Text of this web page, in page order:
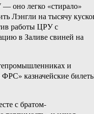
оно легко «стирало»
Лэнгли на тысячу
работы ЦРУ с
в Заливе свиней на
и
казначейские
с братом-